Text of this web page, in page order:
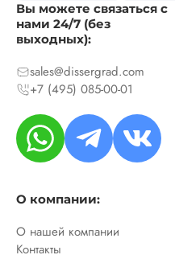
Вы можете связаться с
нами 24/7 (без
выходных):
sales@dissergrad.com
+7 (495) 085-00-01
О компании:
О нашей компании
Контакты